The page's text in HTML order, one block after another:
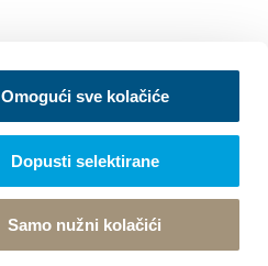
Omogući sve kolačiće
Dopusti selektirane
Samo nužni kolačići